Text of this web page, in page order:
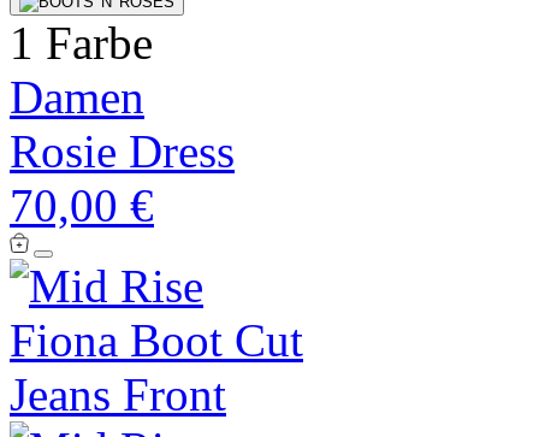
1 Farbe
Damen
Rosie Dress
70,00 €